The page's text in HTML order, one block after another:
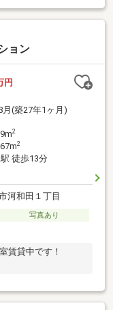
ョン
円
月(築27年1ヶ月)
2
2
徒歩13分
河和田１丁目
写真あり
賃貸中です！